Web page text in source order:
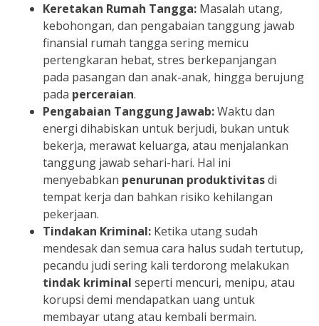
Keretakan Rumah Tangga: Masalah utang,
kebohongan, dan pengabaian tanggung jawab
finansial rumah tangga sering memicu
pertengkaran hebat, stres berkepanjangan
pada pasangan dan anak-anak, hingga berujung
pada perceraian.
Pengabaian Tanggung Jawab:Waktu dan
energi dihabiskan untuk berjudi, bukan untuk
bekerja, merawat keluarga, atau menjalankan
tanggung jawab sehari-hari. Hal ini
menyebabkan penurunan produktivitasdi
tempat kerja dan bahkan risiko kehilangan
pekerjaan.
Tindakan Kriminal: Ketika utang sudah
mendesak dan semua cara halus sudah tertutup,
pecandu judi sering kali terdorong melakukan
tindak kriminal seperti mencuri, menipu, atau
korupsi demi mendapatkan uang untuk
membayar utang atau kembali bermain.